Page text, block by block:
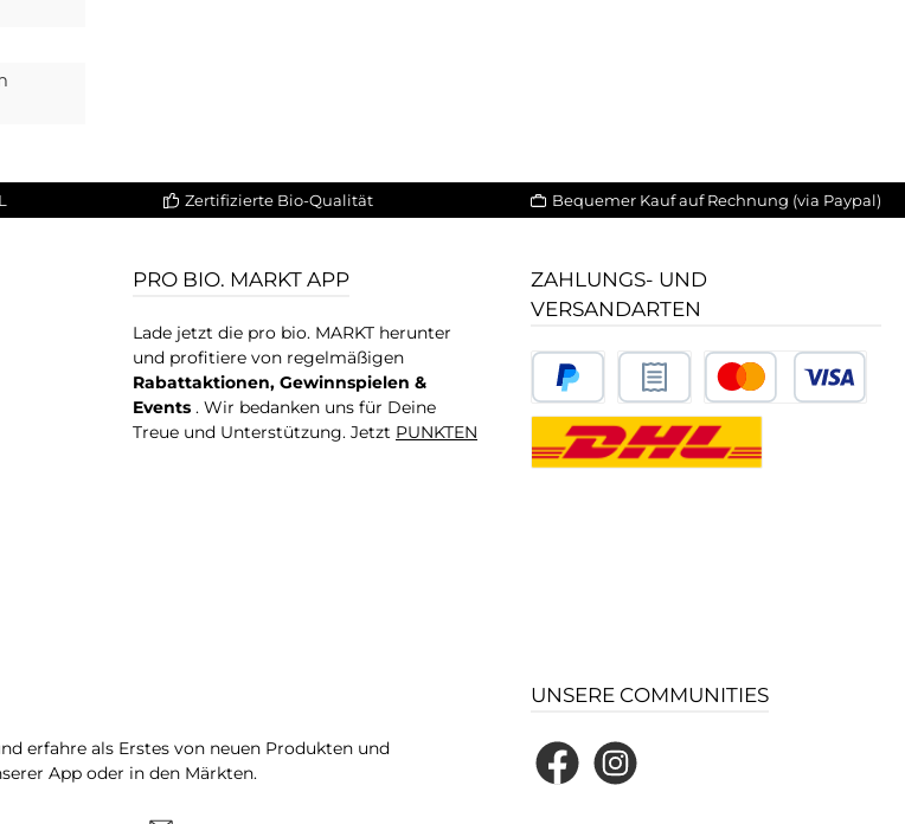
Zertifizierte Bio-Qualität Bequemer Kauf auf Rechnung (via Paypal)
PRO BIO. MARKT APP
Lade jetzt die pro bio. MARKT herunter
und profitiere von regelmäßigen
Rabattaktionen, Gewinnspielen &
Events . Wir bedanken uns für Deine
Treue und Unterstützung. Jetzt PUNKTEN
ZAHLUNGS- UND
VERSANDARTEN
erfahre als Erstes von neuen Produkten und
App oder in den Märkten.
UNSERE COMMUNITIES
FacebookInstagram